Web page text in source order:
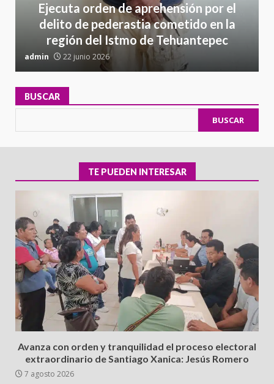
Ejecuta orden de aprehensión por el
delito de pederastia cometido en la
región del Istmo de Tehuantepec
admin 22 junio 2026
BUSCAR
BUSCAR
TE PUEDEN INTERESAR
Avanza con orden y tranquilidad el proceso electoral
extraordinario de Santiago Xanica: Jesús Romero
7 agosto 2026